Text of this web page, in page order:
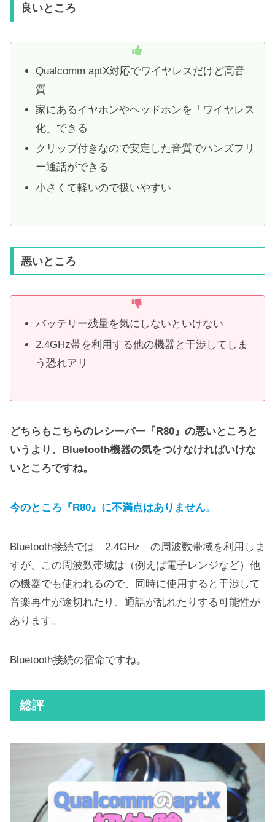
良いところ
Qualcomm aptX対応でワイヤレスだけど高音
質
家にあるイヤホンやヘッドホンを「ワイヤレス
化」できる
クリップ付きなので安定した音質でハンズフリ
ー通話ができる
小さくて軽いので扱いやすい
悪いところ
バッテリー残量を気にしないといけない
2.4GHz帯を利用する他の機器と干渉してしま
う恐れアリ
どちらもこちらのレシーバー『R80』の悪いところと
いうより、Bluetooth機器の気をつけなければいけな
いところですね。
今のところ『R80』に不満点はありません。
Bluetooth接続では「2.4GHz」の周波数帯域を利用しま
すが、この周波数帯域は（例えば電子レンジなど）他
の機器でも使われるので、同時に使用すると干渉して
音楽再生が途切れたり、通話が乱れたりする可能性が
あります。
Bluetooth接続の宿命ですね。
総評